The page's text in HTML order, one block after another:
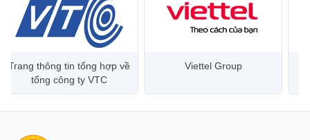
Trang thông tin tổng hợp về
tổng công ty VTC
Viettel Group